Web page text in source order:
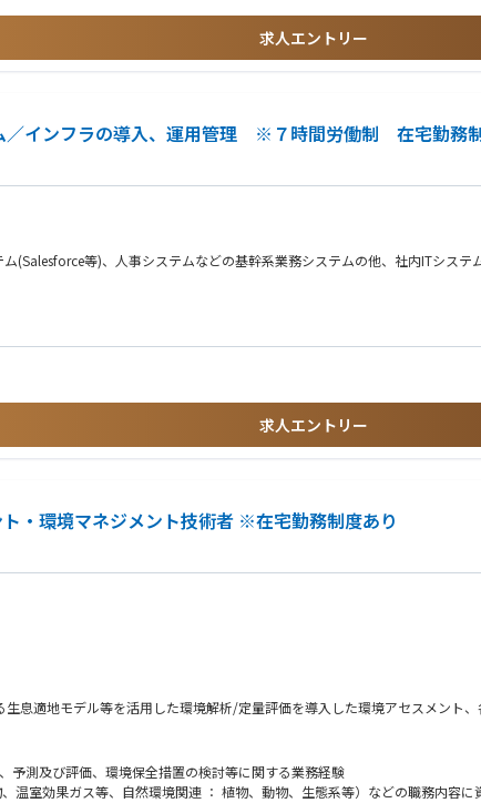
新規事業やM&Aにも積極的に取り組み、さらなる成長を続けています。
レベルの給与水準を目指しています。
ひとりのライフスタイルに合わせた働き方を実現できます。
男性の育児休業取得率も80％*と近年上昇傾向にあります。（*2024年度実
充実しています。
求人エントリー
／インフラの導入、運用管理 ※７時間労働制 在宅勤務
(Salesforce等)、人事システムなどの基幹系業務システムの他、社内ITシステ
求人エントリー
・環境マネジメント技術者 ※在宅勤務制度あり
生息適地モデル等を活用した環境解析/定量評価を導入した環境アセスメント
アセスメント）による脱炭素社会の実現に向けた開発事業の支援
び実装、河川等における自然再生、環境DNA等新技術の社会実装など
予測及び評価、環境保全措置の検討等に関する業務経験
温室効果ガス等、自然環境関連 ： 植物、動物、生態系等）などの職務内容に